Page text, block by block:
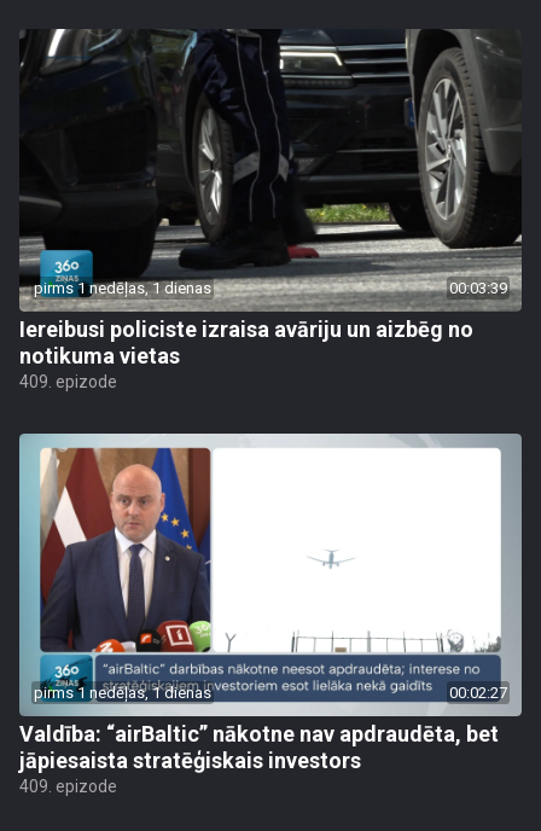
pirms 1 nedēļas, 1 dienas 00:03:39
Iereibusi policiste izraisa avāriju un aizbēg no
notikuma vietas
409. epizode
pirms 1 nedēļas, 1 dienas 00:02:27
Valdība: “airBaltic” nākotne nav apdraudēta, bet
jāpiesaista stratēģiskais investors
409. epizode